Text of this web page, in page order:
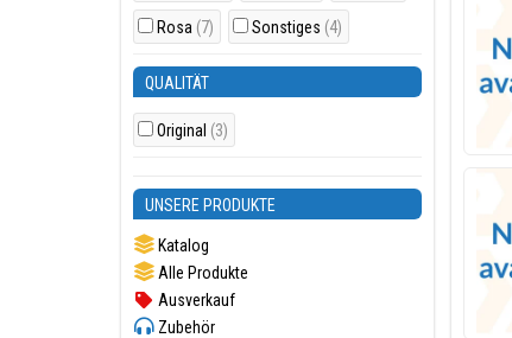
Rosa (7) Sonstiges (4)
QUALITÄT
Original (3)
UNSERE PRODUKTE
Katalog
Alle Produkte
Ausverkauf
Zubehör